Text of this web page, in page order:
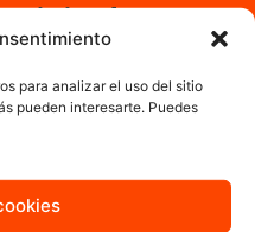
para analizar el uso del sitio
pueden interesarte. Puedes
de
en
equipo especializado
con atención personalizada.